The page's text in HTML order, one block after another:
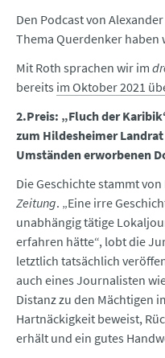
Den Podcast von
Thema Querdenker haben
Mit Roth sprachen wir im
bereits im Oktober 2021
2.Preis: „Fluch der
zum Hildesheimer
Umständen erworbenen
Die Geschichte stammt
Zeitung. „Eine irre
unabhängig tätige
erfahren hätte“, lobt die
letztlich tatsächlich
auch eines Journalisten
Distanz zu den Mächtigen
Hartnäckigkeit beweist,
erhält und ein gutes